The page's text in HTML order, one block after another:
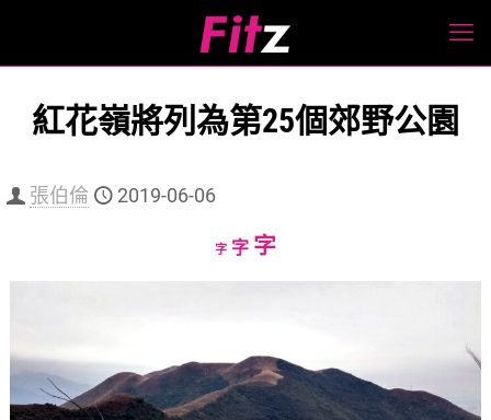
紅花嶺將列為第25個郊野公園
張伯倫 2019-06-06
字Decrease
字Reset
字Increase